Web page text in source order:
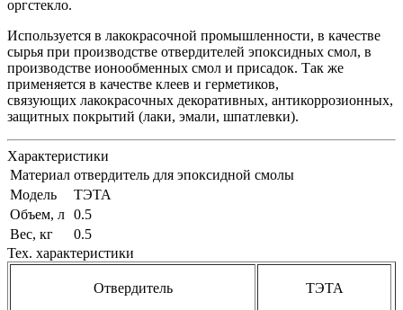
оргстекло.
Используется в лакокрасочной промышленности, в качестве
сырья при производстве отвердителей эпоксидных смол, в
производстве ионообменных смол и присадок. Так же
применяется в качестве клеев и герметиков,
связующих лакокрасочных декоративных, антикоррозионных,
защитных покрытий (лаки, эмали, шпатлевки).
Характеристики
Материал отвердитель для эпоксидной смолы
Модель
ТЭТА
Объем, л 0.5
Вес, кг
0.5
Тех. характеристики
Отвердитель TЭTA